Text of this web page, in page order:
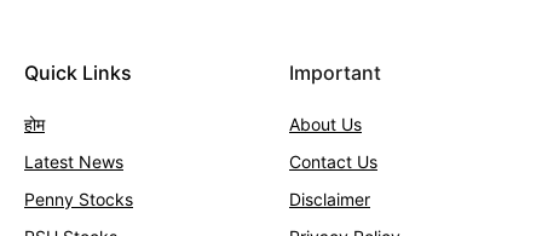
Quick Links
होम
Latest News
Penny Stocks
Important
About Us
Contact Us
Disclaimer